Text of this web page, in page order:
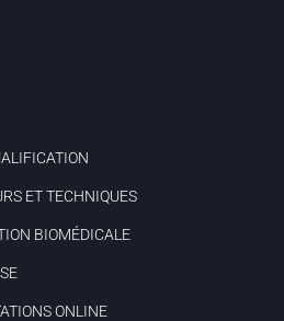
ET TECHNIQUES
BIOMÉDICALE
ONLINE